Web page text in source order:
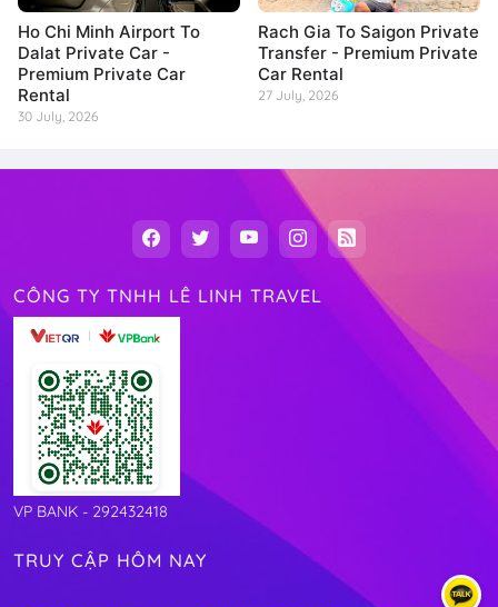
Ho Chi Minh Airport To
Dalat Private Car -
Premium Private Car
Rental
30 July, 2026
Rach Gia To Saigon Private
Transfer - Premium Private
Car Rental
27 July, 2026
CÔNG TY TNHH LÊ LINH TRAVEL
VP BANK - 292432418
TRUY CẬP HÔM NAY